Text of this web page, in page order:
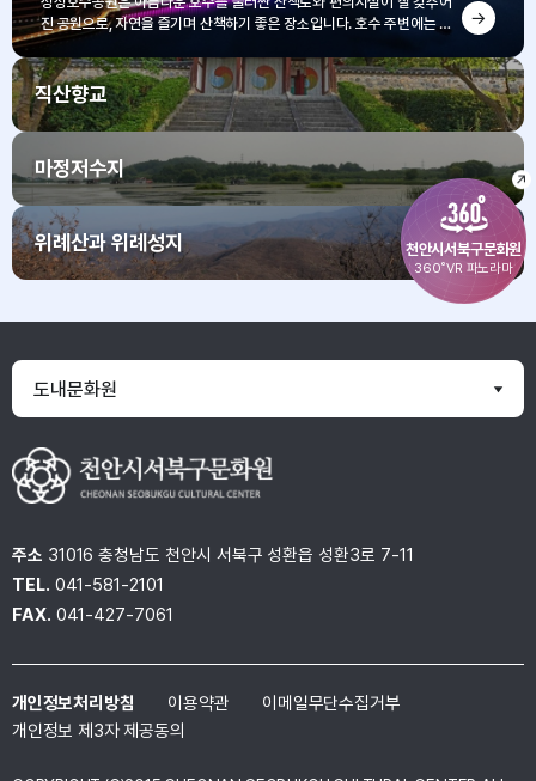
진 공원으로, 자연을 즐기며 산책하기 좋은 장소입니다. 호수 주변에는 다
양한 포토존과 쉼터가 있어 여유로운 시간을 보낼 수 있습니다.
직산향교
마정저수지
위례산과 위례성지 천안시서북구문화원
360˚VR 파노라마
주소 31016 충청남도 천안시 서북구 성환읍 성환3로 7-11
TEL. 041-581-2101
FAX. 041-427-7061
도내문화원
개인정보처리방침 이용약관
이메일무단수집거부
개인정보 제3자 제공동의